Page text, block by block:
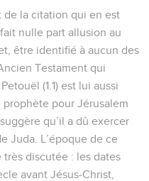
de la citation qui en est
nulle part allusion au
être identifié à aucun des
Testament qui
(1.1) est lui aussi
prophète pour Jérusalem
qu’il a dû exercer
Juda. L’époque de ce
discutée : les dates
avant Jésus-Christ,